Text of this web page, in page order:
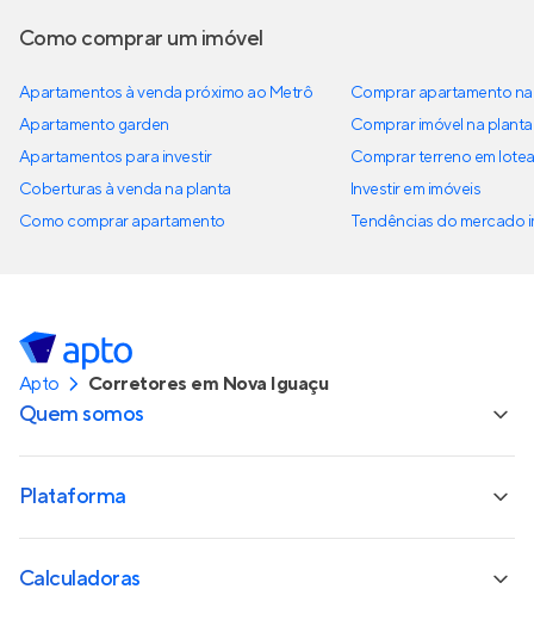
Como comprar um imóvel
Apartamentos à venda próximo ao Metrô
Apartamento garden
Apartamentos para investir
Coberturas à venda na planta
Como comprar apartamento
Comprar apartamento
Comprar imóvel na planta
Comprar terreno em
Investir em imóveis
Tendências do mercado
Apto Corretores em Nova Iguaçu
Quem somos
Plataforma
Calculadoras